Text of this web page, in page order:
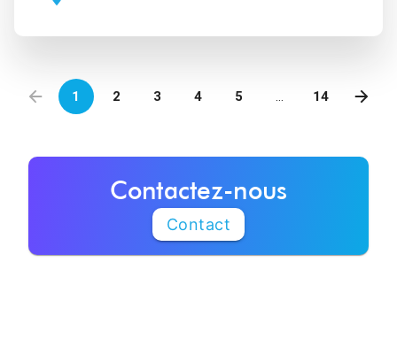
1 2 3 4 5 … 14
Contactez-nous
Contact